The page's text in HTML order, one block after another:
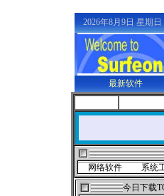
2026年8月9日 星期日
最新软件
网络软件
系统
今日下载